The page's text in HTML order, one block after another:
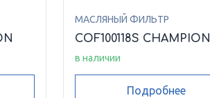
МАСЛЯНЫЙ ФИЛЬТР
COF100118S CHAMPION
в наличии
Подробнее